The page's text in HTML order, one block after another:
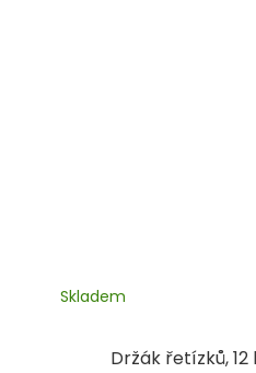
Držák řetízků, 12
Skladem